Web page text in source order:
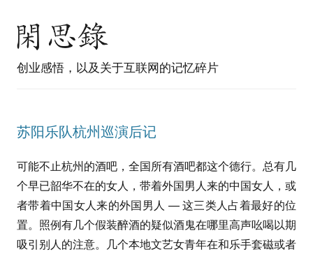
创业感悟，以及关于互联网的记忆碎片
苏阳乐队杭州巡演后记
可能不止杭州的酒吧，全国所有酒吧都这个德行。总有几
个早已韶华不在的女人，带着外国男人来的中国女人，或
者带着中国女人来的外国男人 — 这三类人占着最好的位
置。照例有几个假装醉酒的疑似酒鬼在哪里高声吆喝以期
吸引别人的注意。几个本地文艺女青年在和乐手套磁或者